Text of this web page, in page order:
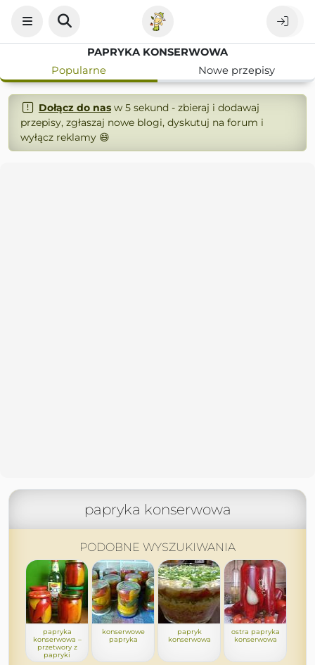
PAPRYKA KONSERWOWA
Popularne
Nowe przepisy
Dołącz do nasw 5 sekund - zbieraj i dodawaj
przepisy, zgłaszaj nowe blogi, dyskutuj na forum i
wyłącz reklamy 😄
papryka konserwowa
PODOBNE WYSZUKIWANIA
papryka
konserwowa –
przetwory z
papryki
konserwowe
papryka
papryk
konserwowa
ostra papryka
konserwowa